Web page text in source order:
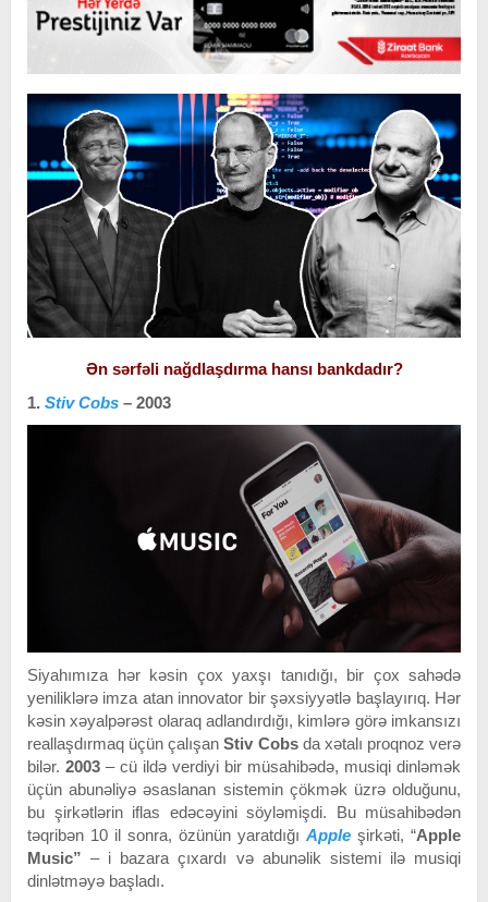
Ən sərfəli nağdlaşdırma hansı bankdadır?
1. Stiv Cobs – 2003
Siyahımıza hər kəsin çox yaxşı tanıdığı, bir çox sahədə
yeniliklərə imza atan innovator bir şəxsiyyətlə başlayırıq. Hər
kəsin xəyalpərəst olaraq adlandırdığı, kimlərə görə imkansızı
reallaşdırmaq üçün çalışanStiv Cobsda xətalı proqnoz verə
bilər. 2003 – cü ildə verdiyi bir müsahibədə, musiqi dinləmək
üçün abunəliyə əsaslanan sistemin çökmək üzrə olduğunu,
bu şirkətlərin iflas edəcəyini söyləmişdi. Bu müsahibədən
təqribən 10 il sonra, özünün yaratdığı Apple şirkəti, “Apple
Music” – i bazara çıxardı və abunəlik sistemi ilə musiqi
dinlətməyə başladı.